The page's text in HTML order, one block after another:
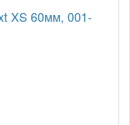
XS 60мм, 001-